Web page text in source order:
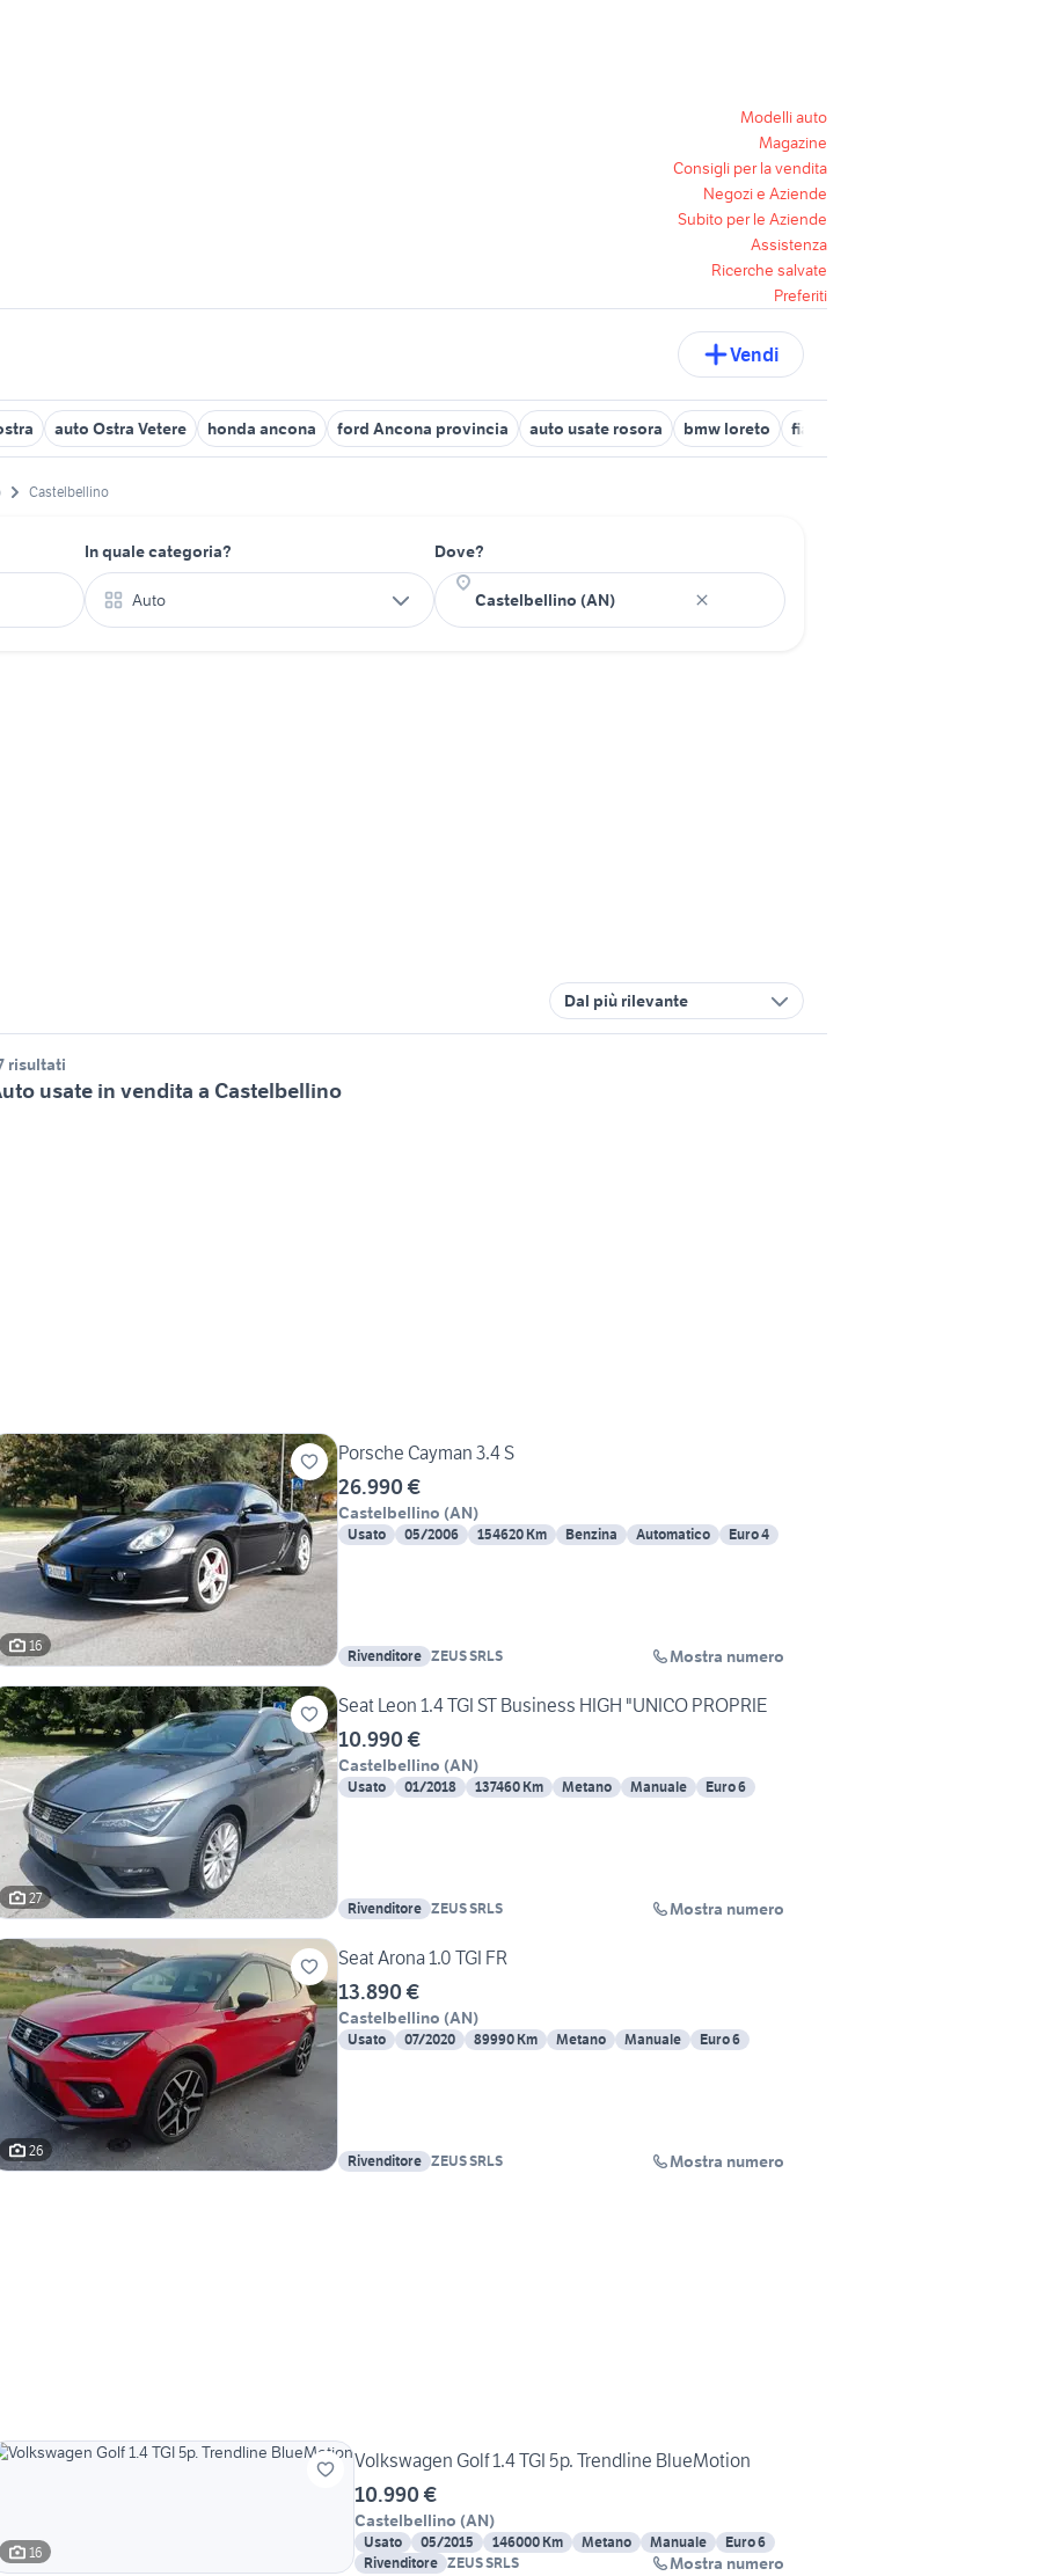
Modelli auto
Magazine
Consigli per la vendita
Negozi e Aziende
Subito per le Aziende
Assistenza
Ricerche salvate
Preferiti
Vendi
auto Ostra Vetere honda ancona ford Ancona provincia auto usate rosora bmw loreto fiat punto Ancona provincia
Castelbellino
In quale categoria?
Auto
Dove?
Dal più rilevante
risultati
usate in vendita a Castelbellino
16
Porsche Cayman 3.4 S
26.990 €
Castelbellino (AN)
Usato 05/2006 154620 Km Benzina Automatico Euro 4
Rivenditore ZEUS SRLS Mostra numero
27
Seat Leon 1.4 TGI ST Business HIGH "UNICO PROPRIE
10.990 €
Castelbellino (AN)
Usato 01/2018 137460 Km Metano Manuale Euro 6
Rivenditore ZEUS SRLS Mostra numero
26
Seat Arona 1.0 TGI FR
13.890 €
Castelbellino (AN)
Usato 07/2020 89990 Km Metano Manuale Euro 6
Rivenditore ZEUS SRLS Mostra numero
16
Volkswagen Golf 1.4 TGI 5p. Trendline BlueMotion
10.990 €
Castelbellino (AN)
Usato 05/2015 146000 Km Metano Manuale
Euro 6
Rivenditore ZEUS SRLS Mostra numero